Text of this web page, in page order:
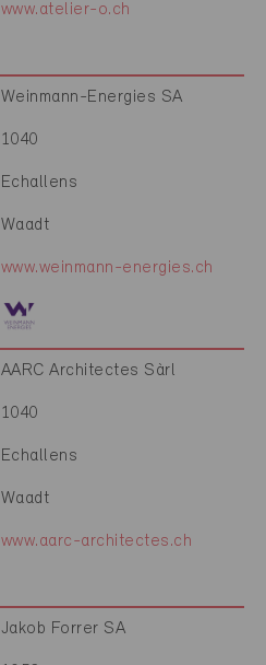
www.atelier-o.ch
Weinmann-Energies SA
1040
Echallens
Waadt
www.weinmann-energies.ch
AARC Architectes Sàrl
1040
Echallens
Waadt
www.aarc-architectes.ch
Jakob Forrer SA